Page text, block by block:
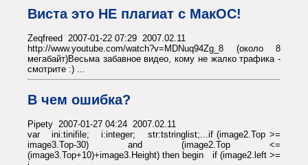
Виста это НЕ плагиат с МакОС!
Zeqfreed 2007-01-22 07:29 2007.02.11
http://www.youtube.com/watch?v=MDNuq94Zg_8 (около 8
мегабайт)Весьма забавное видео, кому не жалко трафика -
смотрите :) ...
В чем ошибка?
Pipety 2007-01-27 04:24 2007.02.11
var ini:tinifile; i:integer; str:tstringlist;...if (image2.Top >=
image3.Top-30) and (image2.Top <=
(image3.Top+10)+image3.Height) then begin if (image2.left >=